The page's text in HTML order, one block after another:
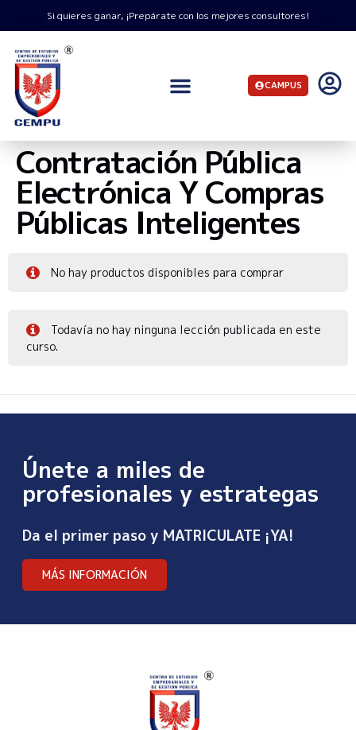
Si quieres ganar, ¡Prepárate con los mejores consultores!
CAMPUS
Contratación Pública
Electrónica Y Compras
Públicas Inteligentes
No hay productos disponibles para comprar
Todavía no hay ninguna lección publicada en este
curso.
Únete a miles de
profesionales y estrategas
Da el primer paso y MATRICULATE ¡YA!
MÁS INFORMACIÓN